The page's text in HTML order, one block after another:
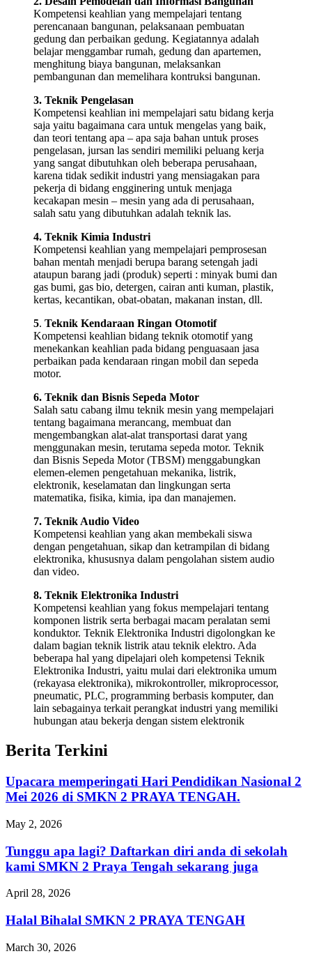
Kompetensi keahlian yang mempelajari tentang
perencanaan bangunan, pelaksanaan pembuatan
gedung dan perbaikan gedung. Kegiatannya adalah
belajar menggambar rumah, gedung dan apartemen,
menghitung biaya bangunan, melaksankan
pembangunan dan memelihara kontruksi bangunan.
3. Teknik Pengelasan
Kompetensi keahlian ini mempelajari satu bidang kerja
saja yaitu bagaimana cara untuk mengelas yang baik,
dan teori tentang apa – apa saja bahan untuk proses
pengelasan, jursan las sendiri memiliki peluang kerja
yang sangat dibutuhkan oleh beberapa perusahaan,
karena tidak sedikit industri yang mensiagakan para
pekerja di bidang engginering untuk menjaga
kecakapan mesin – mesin yang ada di perusahaan,
salah satu yang dibutuhkan adalah teknik las.
4. Teknik Kimia Industri
Kompetensi keahlian yang mempelajari pemprosesan
bahan mentah menjadi berupa barang setengah jadi
ataupun barang jadi (produk) seperti : minyak bumi dan
gas bumi, gas bio, detergen, cairan anti kuman, plastik,
kertas, kecantikan, obat-obatan, makanan instan, dll.
5. Teknik Kendaraan Ringan Otomotif
Kompetensi keahlian bidang teknik otomotif yang
menekankan keahlian pada bidang penguasaan jasa
perbaikan pada kendaraan ringan mobil dan sepeda
motor.
6. Teknik dan Bisnis Sepeda Motor
Salah satu cabang ilmu teknik mesin yang mempelajari
tentang bagaimana merancang, membuat dan
mengembangkan alat-alat transportasi darat yang
menggunakan mesin, terutama sepeda motor. Teknik
dan Bisnis Sepeda Motor (TBSM) menggabungkan
elemen-elemen pengetahuan mekanika, listrik,
elektronik, keselamatan dan lingkungan serta
matematika, fisika, kimia, ipa dan manajemen.
7. Teknik Audio Video
Kompetensi keahlian yang akan membekali siswa
dengan pengetahuan, sikap dan ketrampilan di bidang
elektronika, khususnya dalam pengolahan sistem audio
dan video.
8. Teknik Elektronika Industri
Kompetensi keahlian yang fokus mempelajari tentang
komponen listrik serta berbagai macam peralatan semi
konduktor. Teknik Elektronika Industri digolongkan ke
dalam bagian teknik listrik atau teknik elektro. Ada
beberapa hal yang dipelajari oleh kompetensi Teknik
Elektronika Industri, yaitu mulai dari elektronika umum
(rekayasa elektronika), mikrokontroller, mikroprocessor,
pneumatic, PLC, programming berbasis komputer, dan
lain sebagainya terkait perangkat industri yang memiliki
hubungan atau bekerja dengan sistem elektronik
Berita Terkini
Upacara memperingati Hari Pendidikan Nasional 2
Mei 2026 di SMKN 2 PRAYA TENGAH.
May 2, 2026
Tunggu apa lagi? Daftarkan diri anda di sekolah
kami SMKN 2 Praya Tengah sekarang juga
April 28, 2026
Halal Bihalal SMKN 2 PRAYA TENGAH
March 30, 2026